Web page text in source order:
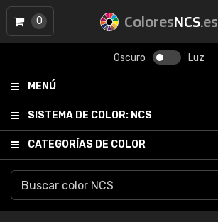
ColoresNCS.es
Oscuro Luz
MENÚ
SISTEMA DE COLOR: NCS
CATEGORÍAS DE COLOR
0